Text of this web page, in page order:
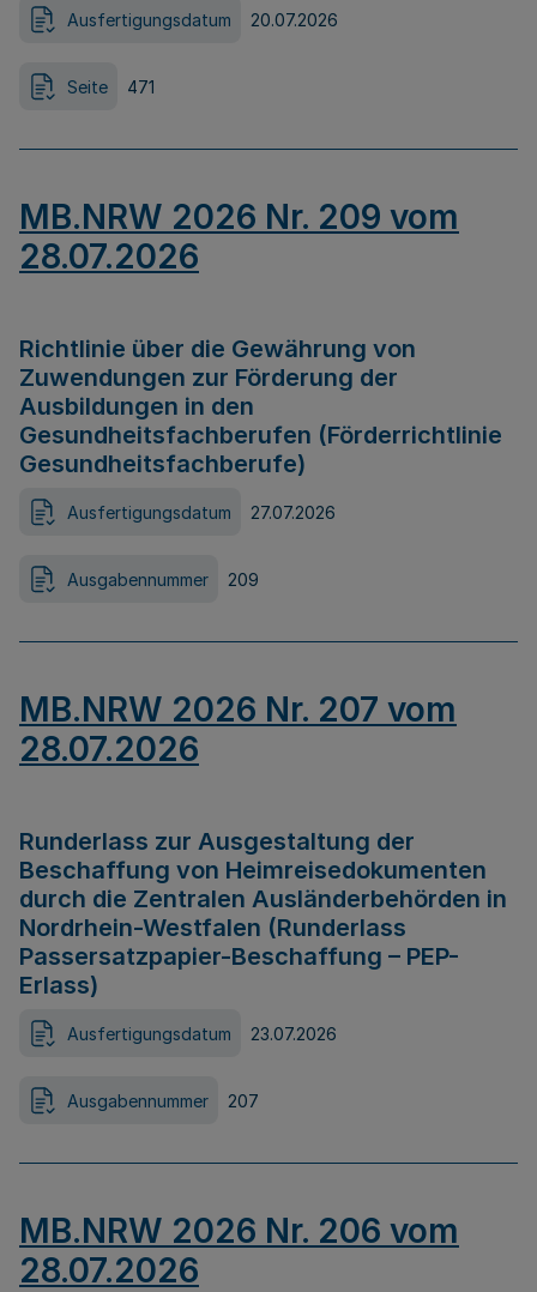
Ausfertigungsdatum 20.07.2026
Seite 471
MB.NRW 2026 Nr. 209 vom
28.07.2026
Richtlinie über die Gewährung von
Zuwendungen zur Förderung der
Ausbildungen in den
Gesundheitsfachberufen (Förderrichtlinie
Gesundheitsfachberufe)
Ausfertigungsdatum 27.07.2026
Ausgabennummer 209
MB.NRW 2026 Nr. 207 vom
28.07.2026
Runderlass zur Ausgestaltung der
Beschaffung von Heimreisedokumenten
durch die Zentralen Ausländerbehörden in
Nordrhein-Westfalen (Runderlass
Passersatzpapier-Beschaffung – PEP-
Erlass)
Ausfertigungsdatum 23.07.2026
Ausgabennummer 207
MB.NRW 2026 Nr. 206 vom
28.07.2026